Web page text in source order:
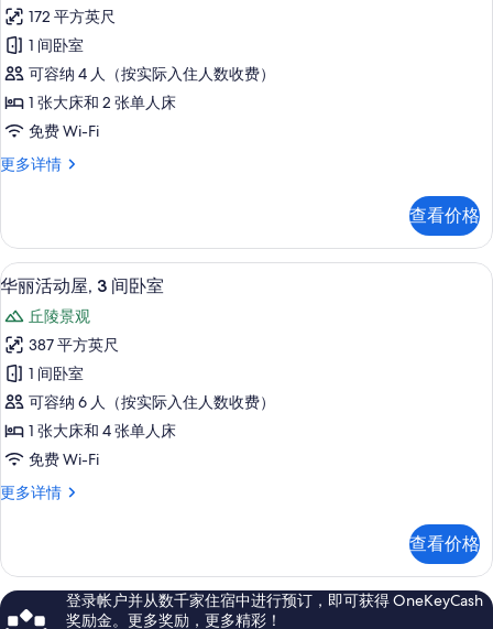
片
多
信
息
适
帐
篷
房,
间
室
的
所
有
照
片
172 平方英尺
1 间卧室
可容纳 4 人（按实际入住人数收费）
1 张大床和 2 张单人床
免费 Wi-Fi
更多详情
舒
房,
间
室
更
多
信
息
查看价格
显
示
华
丽
活
动
屋,
间
室
的
所
8
华丽活动屋, 3 间卧室
丘陵景观
387 平方英尺
1 间卧室
可容纳 6 人（按实际入住人数收费）
1 张大床和 4 张单人床
免费 Wi-Fi
更多详情
华
屋,
3
间
查看价格
登录帐户并从数千家住宿中进行预订，即可获得 OneKeyCash
奖励金。更多奖励，更多精彩！